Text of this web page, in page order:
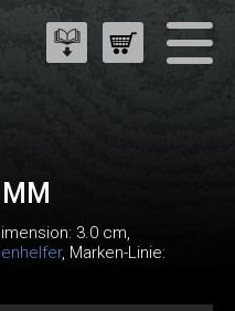
3.0 cm,
, Marken-Linie: